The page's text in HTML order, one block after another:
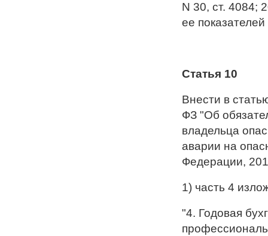
N 30, ст. 4084;
ее
Статья 10
Внести в
ФЗ "Об
владельца
аварии на
Федерации,
1) часть 4
"4. Годовая